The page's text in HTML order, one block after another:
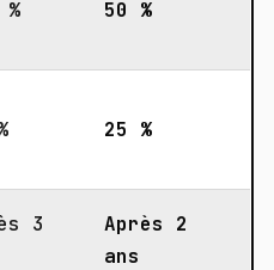
50 %
25 %
3
Après 2
ans